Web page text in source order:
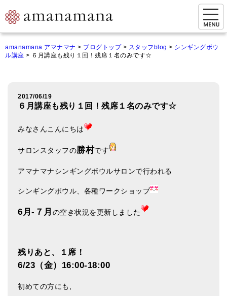
ご来店&購入
シンギングボウル講座
アマナマナのシンギングボウル
チベット・シンギングボウル
新・鍛造スペシャル
amanamana アマナマナ > ブログトップ> スタッフblog > シンギングボウ
ル講座 > ６月講座も残り１回！残席１名のみです☆
2017/06/19
６月講座も残り１回！残席１名のみです☆
みなさんこんにちは
サロンスタッフの勝村です
アマナマナシンギングボウルサロンで行われる
シンギングボウル、各種ワークショップ
6月-７月 の空き状況を更新しました
残りあと、１席！
6/23（金）16:00-18:00
初めての方にも,